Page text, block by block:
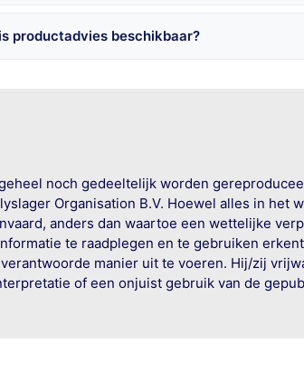
productadvies beschikbaar?
noch gedeeltelijk worden
Organisation B.V. Hoewel alles in het
anders dan waartoe een wettelijke
te raadplegen en te gebruiken
manier uit te voeren. Hij/zij
of een onjuist gebruik van de